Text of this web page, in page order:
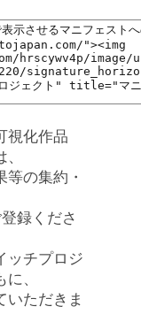
視化作品
の集約・
録くださ
ッチプロジ
、
いただきま